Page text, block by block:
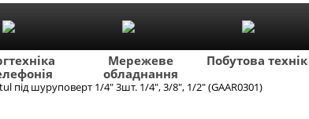
Мережеве
обладнання
Побутова техніка
під шуруповерт 1/4" 3шт. 1/4", 3/8", 1/2" (GAAR0301)